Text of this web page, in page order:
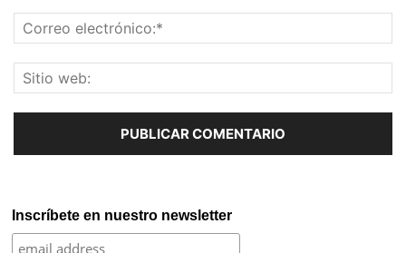
Inscríbete en nuestro newsletter